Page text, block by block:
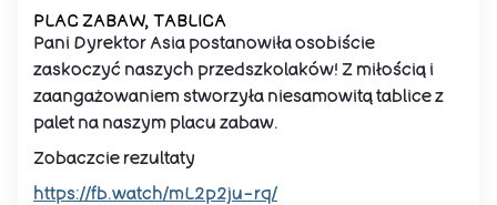
PLAC ZABAW, TABLICA
Pani Dyrektor Asia postanowiła osobiście
zaskoczyć naszych przedszkolaków! Z miłością i
zaangażowaniem stworzyła niesamowitą tablice z
palet na naszym placu zabaw.
Zobaczcie rezultaty
https://fb.watch/mL2p2ju-rq/